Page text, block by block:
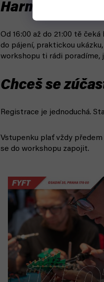
Harmonogram
Od 16:00 až do 21:00 tě
do pájení, praktickou
workshopu ti rádi
Chceš se
Registrace je jednoduchá.
Vstupenku plať vždy předem
se do workshopu zapojit.